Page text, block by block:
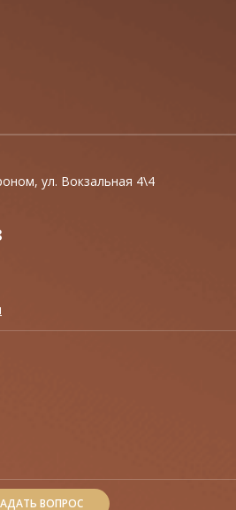
ул. Вокзальная 4\4
ВОПРОС